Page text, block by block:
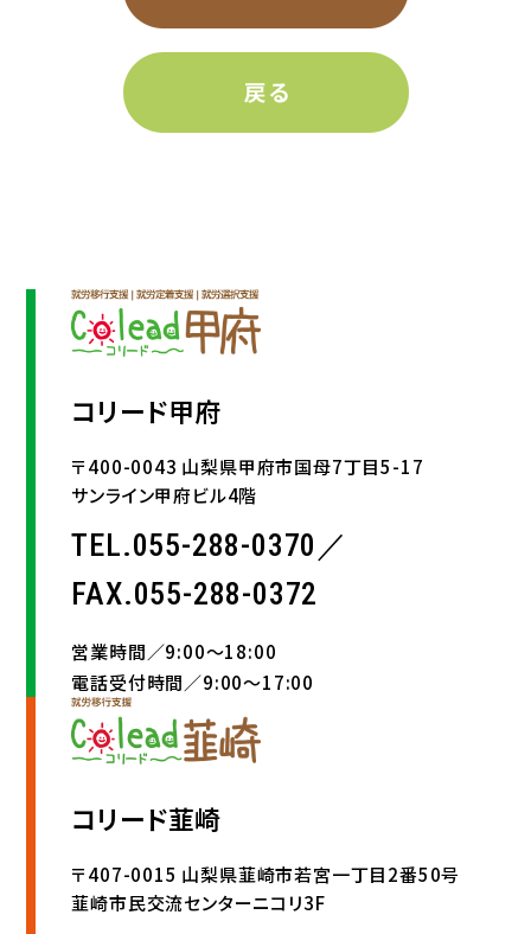
コリード甲府
〒400-0043 山梨県甲府市国母7丁目5-17
サンライン甲府ビル4階
TEL.055-288-0370／
FAX.055-288-0372
営業時間／9:00〜18:00
電話受付時間／9:00〜17:00
コリード韮崎
〒407-0015 山梨県韮崎市若宮一丁目2番50号
韮崎市民交流センターニコリ3F